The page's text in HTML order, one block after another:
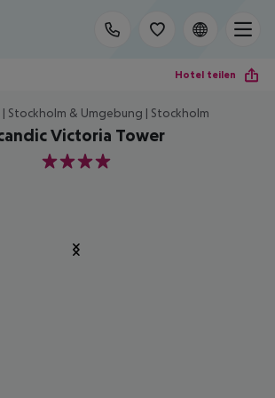
Hotel teilen
| Stockholm & Umgebung | Stockholm
Victoria Tower
4